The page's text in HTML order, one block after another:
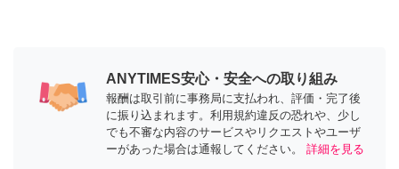
ANYTIMES安心・安全への取り組み
報酬は取引前に事務局に支払われ、評価・完了後
に振り込まれます。利用規約違反の恐れや、少し
でも不審な内容のサービスやリクエストやユーザ
ーがあった場合は通報してください。
詳細を見る